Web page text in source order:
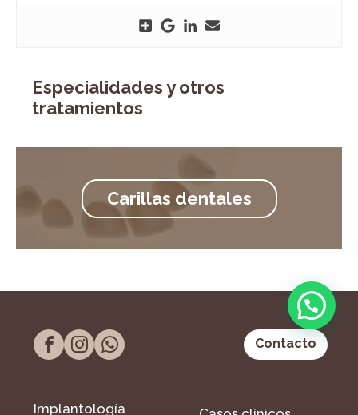
Especialidades y otros
tratamientos
Carillas dentales
Contacto
Implantología